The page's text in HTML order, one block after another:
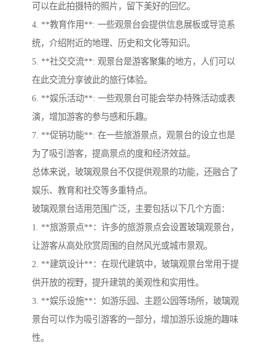
可以在此拍摄特的照片，留下美好的回忆。
4. **教育作用**: 一些观景台会提供信息展板或导览系
统，介绍附近的地理、历史和文化等知识。
5. **社交交流**: 观景台是游客聚集的地方，人们可以
在此交流分享彼此的旅行体验。
6. **娱乐活动**: 一些观景台可能会举办特殊活动或表
演，增加游客的参与感和乐趣。
7. **促销功能**: 在一些旅游景点，观景台的设立也是
为了吸引游客，提高景点的度和经济效益。
总体来说，玻璃观景台不仅提供观景的功能，还融合了
娱乐、教育和社交等多重特点。
玻璃观景台适用范围广泛，主要包括以下几个方面：
1. **旅游景点**：许多的旅游景点会设置玻璃观景台，
让游客从高处欣赏周围的自然风光或城市景观。
2. **建筑设计**：在现代建筑中，玻璃观景台常用于提
供开放的视野，提升建筑的美观性和实用性。
3. **娱乐设施**：如游乐园、主题公园等场所，玻璃观
景台可以作为吸引游客的一部分，增加游乐设施的趣味
性。